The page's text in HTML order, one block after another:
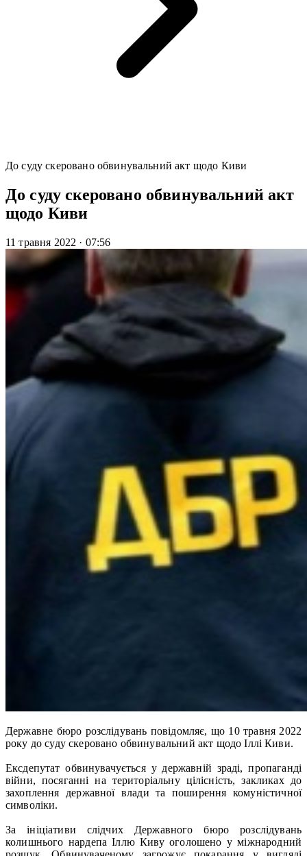
До суду скеровано обвинувальний акт щодо Киви
До суду скеровано обвинувальний акт
щодо Киви
11 травня 2022 · 07:56
Державне бюро розслідувань повідомляє, що 10 травня 2022
року до суду скеровано обвинувальний акт щодо Іллі Киви.
Ексдепутат обвинувачується у державній зраді, пропаганді
війни, посяганні на територіальну цілісність, закликах до
захоплення державної влади та поширення комуністичної
символіки.
За ініціативи слідчих Державного бюро розслідувань
колишнього нардепа Іллю Киву оголошено у міжнародний